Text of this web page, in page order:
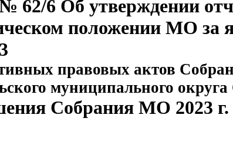
62/6 Об утверждении
положении МО за
правовых актов
муниципального округа
Собрания МО 2023 г.